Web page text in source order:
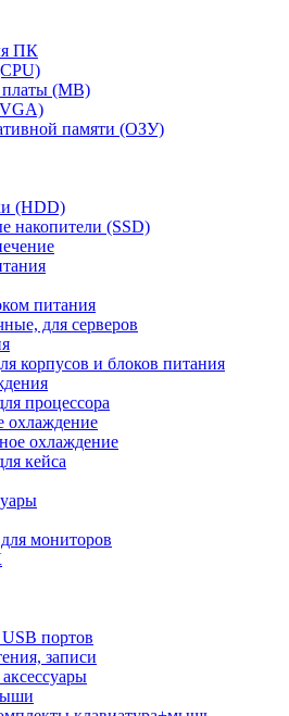
ПК
(MB)
памяти (ОЗУ)
(HDD)
накопители (SSD)
питания
для серверов
корпусов и блоков питания
процессора
охлаждение
охлаждение
кейса
мониторов
портов
записи